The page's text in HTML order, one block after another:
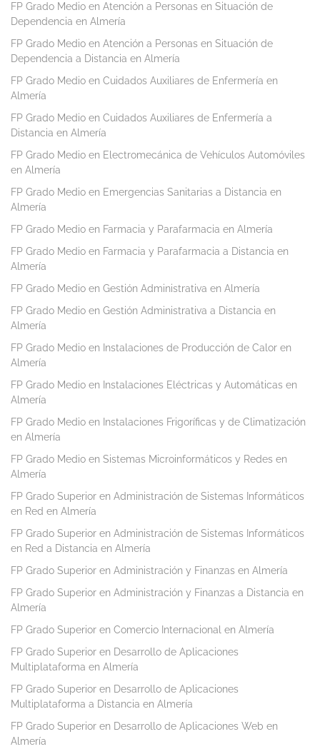
FP Grado Medio en Atención a Personas en Situación de
Dependencia en Almería
FP Grado Medio en Atención a Personas en Situación de
Dependencia a Distancia en Almería
FP Grado Medio en Cuidados Auxiliares de Enfermería en
Almería
FP Grado Medio en Cuidados Auxiliares de Enfermería a
Distancia en Almería
FP Grado Medio en Electromecánica de Vehículos Automóviles
en Almería
FP Grado Medio en Emergencias Sanitarias a Distancia en
Almería
FP Grado Medio en Farmacia y Parafarmacia en Almería
FP Grado Medio en Farmacia y Parafarmacia a Distancia en
Almería
FP Grado Medio en Gestión Administrativa en Almería
FP Grado Medio en Gestión Administrativa a Distancia en
Almería
FP Grado Medio en Instalaciones de Producción de Calor en
Almería
FP Grado Medio en Instalaciones Eléctricas y Automáticas en
Almería
FP Grado Medio en Instalaciones Frigoríficas y de Climatización
en Almería
FP Grado Medio en Sistemas Microinformáticos y Redes en
Almería
FP Grado Superior en Administración de Sistemas Informáticos
en Red en Almería
FP Grado Superior en Administración de Sistemas Informáticos
en Red a Distancia en Almería
FP Grado Superior en Administración y Finanzas en Almería
FP Grado Superior en Administración y Finanzas a Distancia en
Almería
FP Grado Superior en Comercio Internacional en Almería
FP Grado Superior en Desarrollo de Aplicaciones
Multiplataforma en Almería
FP Grado Superior en Desarrollo de Aplicaciones
Multiplataforma a Distancia en Almería
FP Grado Superior en Desarrollo de Aplicaciones Web en
Almería